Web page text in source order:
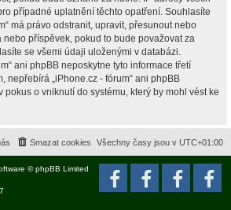
případné uplatnění těchto opatření. Souhlasíte
má právo odstranit, upravit, přesunout nebo
příspěvek, pokud to bude považovat za
se všemi údaji uloženými v databázi.
ani phpBB neposkytne tyto informace třetí
nepřebírá „iPhone.cz - fórum“ ani phpBB
o vniknutí do systému, který by mohl vést ke
Všechny časy jsou v UTC+01:00
Smazat cookies
© phpBB Limited